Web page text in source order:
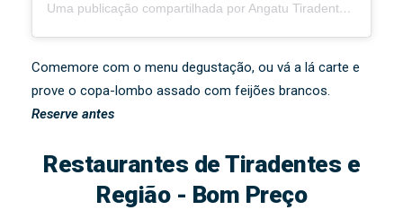
Uma publicação compartilhada por Angatu Tiradentes (@angatutiradentes)
Comemore com o menu degustação, ou vá a lá carte e
prove o copa-lombo assado com feijões brancos.
Reserve antes
Restaurantes de Tiradentes e
Região - Bom Preço